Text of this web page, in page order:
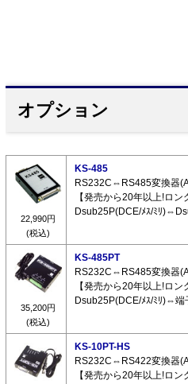
オプション
22,990円
(税込)
KS-485
RS232C⇔RS485変換器
【発売から20年以上!ロン
Dsub25P(DCE/ﾒｽ/ﾐﾘ
35,200円
(税込)
KS-485PT
RS232C⇔RS485変換器
【発売から20年以上!ロン
Dsub25P(DCE/ﾒｽ/ﾐﾘ)⇔端
KS-10PT-HS
RS232C⇔RS422変換器
【発売から20年以上!ロン